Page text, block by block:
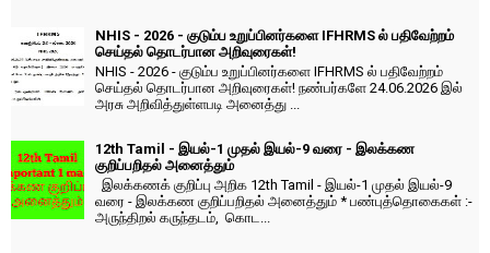
NHIS - 2026 - குடும்ப உறுப்பினர்களை IFHRMS ல் பதிவேற்றம்
செய்தல் தொடர்பான அறிவுரைகள்!
NHIS - 2026 - குடும்ப உறுப்பினர்களை IFHRMS ல் பதிவேற்றம்
செய்தல் தொடர்பான அறிவுரைகள்! நண்பர்களே 24.06.2026 இல்
அரசு அறிவித்துள்ளபடி அனைத்து ...
12th Tamil - இயல்-1 முதல் இயல்-9 வரை - இலக்கண
குறிப்பறிதல் அனைத்தும்
இலக்கணக் குறிப்பு அறிக 12th Tamil - இயல்-1 முதல் இயல்-9
வரை - இலக்கண குறிப்பறிதல் அனைத்தும் * பண்புத்தொகைகள் :-
அருந்திறல் கருந்தடம், கொட...